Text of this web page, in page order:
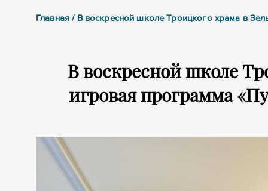
Главная / В воскресной школе Троицкого храма в
В воскресной школе
игровая программа